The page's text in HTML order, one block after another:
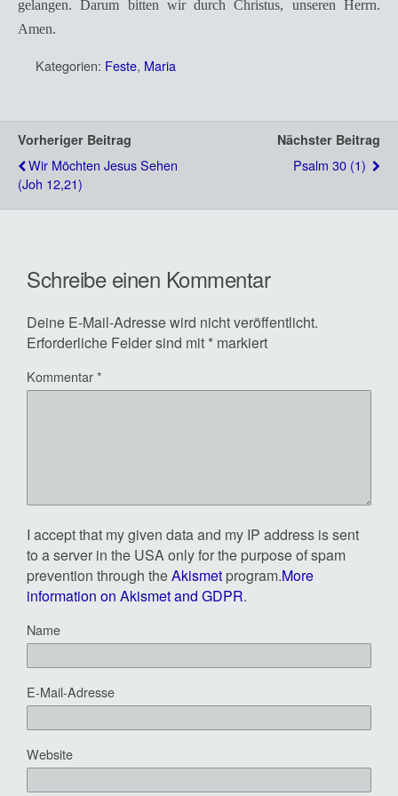
gelangen. Darum bitten wir durch Christus, unseren Herrn.
Amen.
Kategorien: Feste, Maria
Vorheriger Beitrag
Wir Möchten Jesus Sehen
(Joh 12,21)
Nächster Beitrag
Psalm 30 (1)
Schreibe einen Kommentar
Deine E-Mail-Adresse wird nicht veröffentlicht.
Erforderliche Felder sind mit * markiert
Kommentar*
I accept that my given data and my IP address is sent
to a server in the USA only for the purpose of spam
prevention through theAkismet program.More
information on Akismet and GDPR.
Name
E-Mail-Adresse
Website